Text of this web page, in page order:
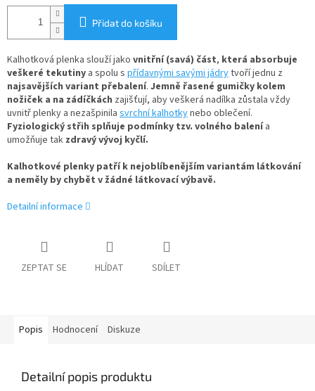
Přidat do košíku
Kalhotková plenka slouží jako vnitřní (savá) část, která absorbuje
veškeré tekutiny a spolu s přídavnými savými jádrytvoří jednu z
najsavějších variant přebalení. Jemně řasené gumičky kolem
nožiček a na zádíčkách zajišťují, aby veškerá nadílka zůstala vždy
uvnitř plenky a nezašpinila svrchní kalhotkynebo oblečení.
Fyziologický střih splňuje podmínky tzv. volného balenía
umožňuje tak zdravý vývoj kyčlí.
Kalhotkové plenky patří k nejoblíbenějším variantám látkování
a neměly by chybět v žádné látkovací výbavě.
Detailní informace
ZEPTAT SE HLÍDAT SDÍLET
Popis Hodnocení Diskuze
Detailní popis produktu